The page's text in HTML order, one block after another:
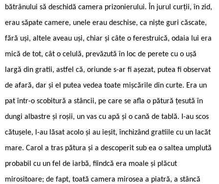
bătrânului să deschidă camera prizonierului. În jurul curții, în zid,
erau săpate camere, unele erau deschise, ca niște guri căscate,
fără uși, altele aveau uși, chiar și câte o ferestruică, odaia lui era
mică de tot, cât o celulă, prevăzută în loc de perete cu o ușă
largă din gratii, astfel că, oriunde s-ar fi așezat, putea fi observat
de afară, dar și el putea vedea toate mișcările din curte. Era un
pat într-o scobitură a stâncii, pe care se afla o pătură țesută în
dungi albastre și roșii, un vas cu apă și o cană de tablă. I-au scos
cătușele, l-au lăsat acolo și au ieșit, închizând gratiile cu un lacăt
mare. Carol a tras pătura și a descoperit sub ea o saltea umplută
probabil cu un fel de iarbă, fiindcă era moale și plăcut
mirositoare; de fapt, toată camera mirosea a piatră, a stâncă